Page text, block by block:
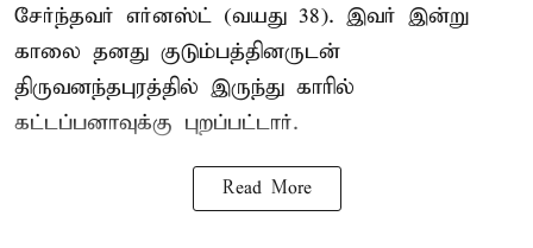
சேர்ந்தவர் எர்னஸ்ட் (வயது 38). இவர் இன்று
காலை தனது குடும்பத்தினருடன்
திருவனந்தபுரத்தில் இருந்து காரில்
கட்டப்பனாவுக்கு புறப்பட்டார்.
Read More